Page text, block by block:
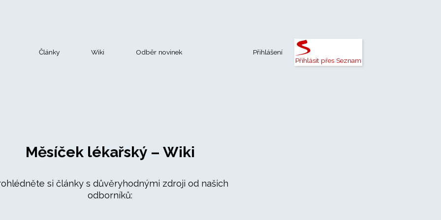
Články Wiki Odběr novinek
Přihlášení
Přihlásit přes Seznam
Měsíček lékařský – Wiki
si články s důvěryhodnými zdroji od našich
odborníků: